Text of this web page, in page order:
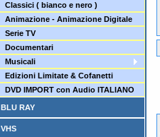
Classici ( bianco e nero )
Animazione - Animazione Digitale
Serie TV
Documentari
Musicali
Edizioni Limitate & Cofanetti
DVD IMPORT con Audio ITALIANO
BLU RAY
VHS